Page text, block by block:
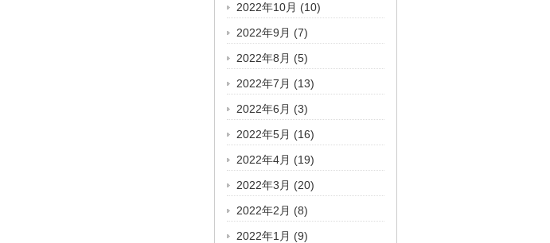
2022年10月 (10)
2022年9月 (7)
2022年8月 (5)
2022年7月 (13)
2022年6月 (3)
2022年5月 (16)
2022年4月 (19)
2022年3月 (20)
2022年2月 (8)
2022年1月 (9)